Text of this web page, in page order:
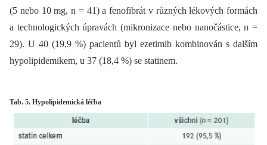
(5 nebo 10 mg, n = 41) a fenofibrát v různých lékových formách
a technologických úpravách (mikronizace nebo nanočástice, n =
29). U 40 (19,9 %) pacientů byl ezetimib kombinován s dalším
hypolipidemikem, u 37 (18,4 %) se statinem.
Tab. 5. Hypolipidemická léčba